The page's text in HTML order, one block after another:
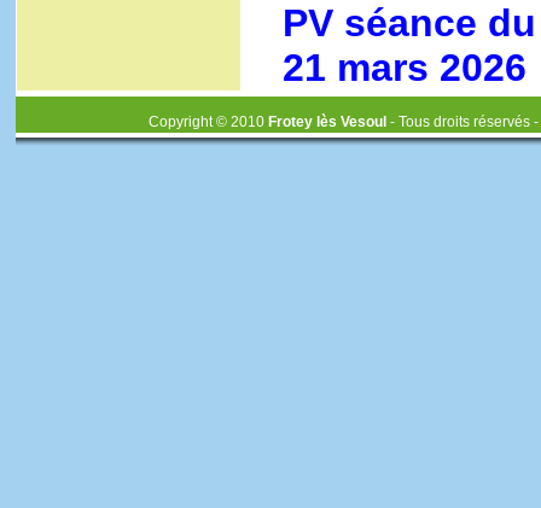
PV séance
21 mars 2026
Copyright © 2010 Frotey lès Vesoul - Tous droits réservés